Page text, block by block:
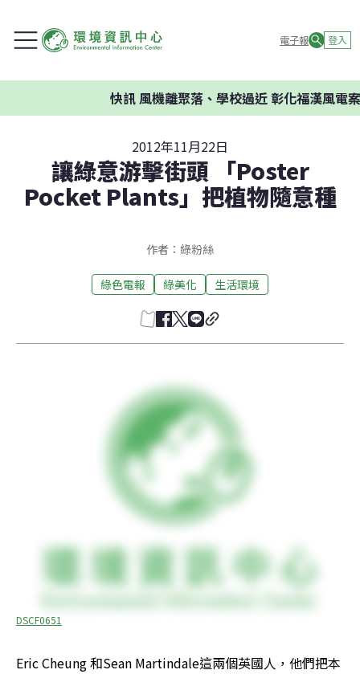
電子報 登入
風機離聚落、學校過近 彰化福漢風電案環
2012年11月22日
讓綠意游擊街頭 「Poster
Pocket Plants」把植物隨意種
作者：綠粉絲
綠色電報 綠美化 生活環境
DSCF0651
Eric Cheung 和Sean Martindale這兩個英國人，他們把本